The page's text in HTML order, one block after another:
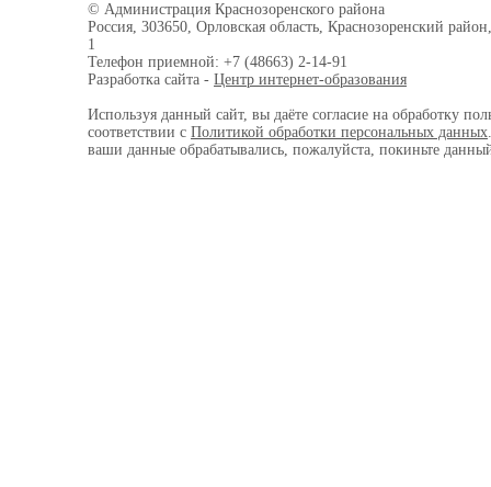
© Администрация Краснозоренского района
Россия, 303650, Орловская область, Краснозоренский
1
Телефон приемной: +7 (48663) 2-14-91
Разработка сайта - Центр интернет-образования
Используя данный сайт, вы даёте согласие на обработку
соответствии с Политикой обработки персональных данных
ваши данные обрабатывались, пожалуйста, покиньте